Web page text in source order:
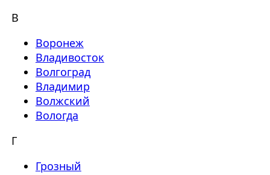
В
Воронеж
Владивосток
Волгоград
Владимир
Волжский
Вологда
Г
Грозный